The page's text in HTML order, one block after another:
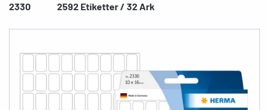
2330
2592 Etiketter / 32 Ark